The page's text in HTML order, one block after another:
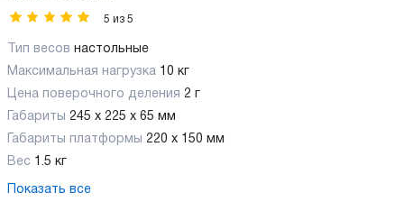
5 из 5
Тип весов настольные
Максимальная нагрузка 10 кг
Цена поверочного деления 2 г
Габариты 245 x 225 x 65 мм
Габариты платформы 220 x 150 мм
Вес 1.5 кг
Показать все